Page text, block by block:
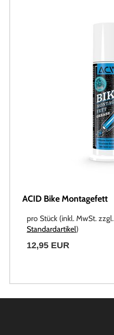
ACID Bike Montagefett
pro Stück (inkl. MwSt. zzgl.
Standardartikel)
12,95 EUR